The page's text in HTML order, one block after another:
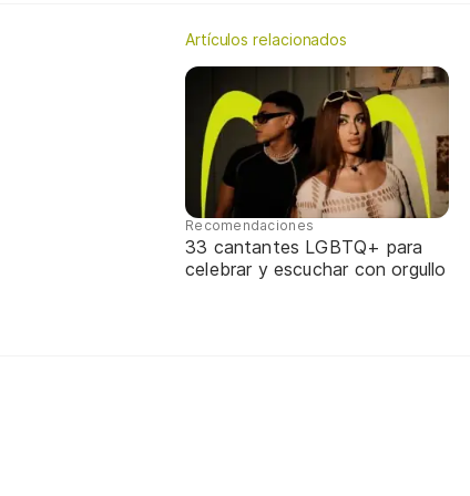
Artículos relacionados
Recomendaciones
33 cantantes LGBTQ+ para
celebrar y escuchar con orgullo